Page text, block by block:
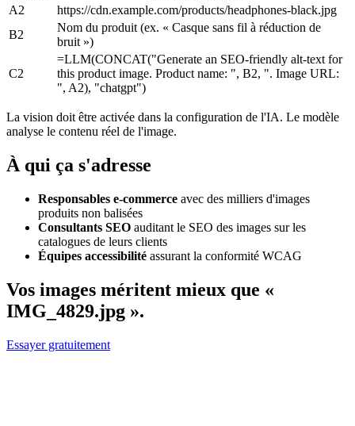
A2
https://cdn.example.com/products/headphones-black.jpg
B2
Nom du produit (ex. « Casque sans fil à réduction de
bruit »)
C2
=LLM(CONCAT("Generate an SEO-friendly alt-text for
this product image. Product name: ", B2, ". Image URL:
", A2), "chatgpt")
La vision doit être activée dans la configuration de l'IA. Le modèle
analyse le contenu réel de l'image.
À qui ça s'adresse
Responsables e-commerce avec des milliers d'images
produits non balisées
Consultants SEO auditant le SEO des images sur les
catalogues de leurs clients
Équipes accessibilité assurant la conformité WCAG
Vos images méritent mieux que «
IMG_4829.jpg ».
Essayer gratuitement